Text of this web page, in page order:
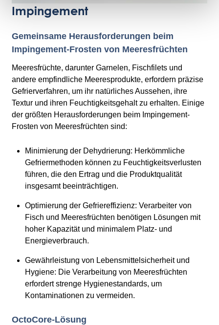
Impingement
Gemeinsame Herausforderungen beim
Impingement-Frosten von Meeresfrüchten
Meeresfrüchte, darunter Garnelen, Fischfilets und
andere empfindliche Meeresprodukte, erfordern präzise
Gefrierverfahren, um ihr natürliches Aussehen, ihre
Textur und ihren Feuchtigkeitsgehalt zu erhalten. Einige
der größten Herausforderungen beim Impingement-
Frosten von Meeresfrüchten sind:
Minimierung der Dehydrierung: Herkömmliche
Gefriermethoden können zu Feuchtigkeitsverlusten
führen, die den Ertrag und die Produktqualität
insgesamt beeinträchtigen.
Optimierung der Gefriereffizienz: Verarbeiter von
Fisch und Meeresfrüchten benötigen Lösungen mit
hoher Kapazität und minimalem Platz- und
Energieverbrauch.
Gewährleistung von Lebensmittelsicherheit und
Hygiene: Die Verarbeitung von Meeresfrüchten
erfordert strenge Hygienestandards, um
Kontaminationen zu vermeiden.
OctoCore-Lösung